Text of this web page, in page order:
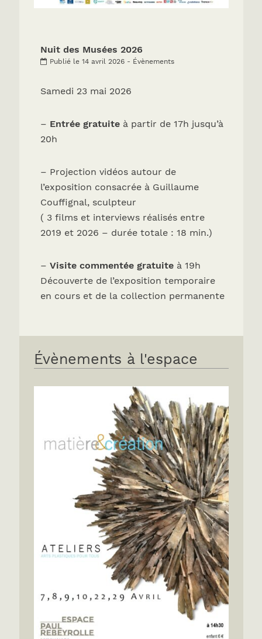
Nuit des Musées 2026
Publié le 14 avril 2026 - Évènements
Samedi 23 mai 2026
– Entrée gratuiteà partir de 17h jusqu’à
20h
– Projection vidéos autour de
l’exposition consacrée à Guillaume
Couffignal, sculpteur
( 3 films et interviews réalisés entre
2019 et 2026 – durée totale : 18 min.)
– Visite commentée gratuite à 19h
Découverte de l’exposition temporaire
en cours et de la collection permanente
Évènements à l'espace